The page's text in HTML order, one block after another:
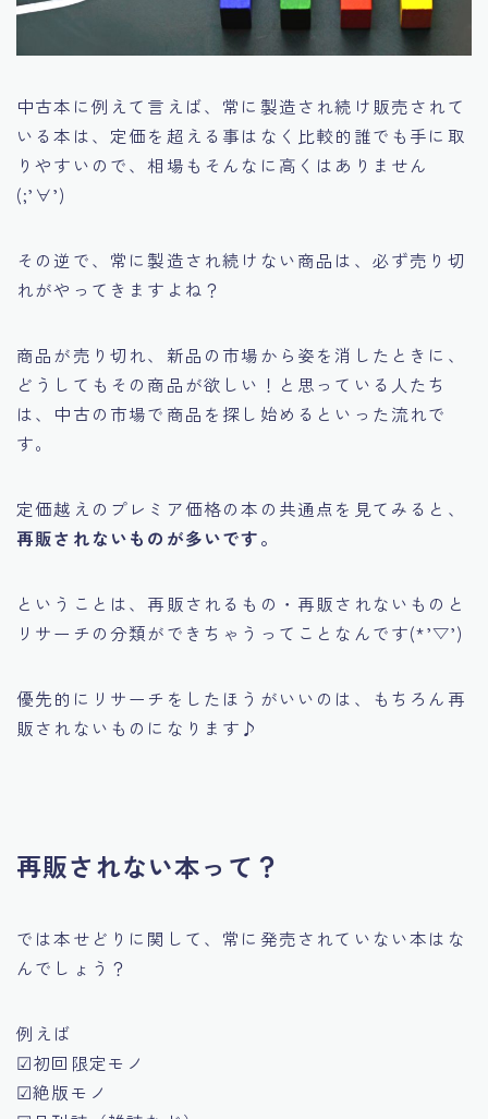
中古本に例えて言えば、常に製造され続け販売されて
いる本は、定価を超える事はなく比較的誰でも手に取
りやすいので、相場もそんなに高くはありません
(;’∀’)
その逆で、常に製造され続けない商品は、 必ず売り切
れがやってきますよね？
商品が売り切れ、新品の市場から姿を消したときに、
どうしてもその商品が欲しい！と思っている人たち
は、中古の市場で商品を探し始めるといった流れで
す。
定価越えのプレミア価格の本の共通点を見てみると、
再販されないものが多いです。
ということは、再販されるもの・再販されないものと
リサーチの分類ができちゃうってことなんです(*’▽’)
優先的にリサーチをしたほうがいいのは、もちろん再
販されないものになります♪
再販されない本って？
では本せどりに関して、常に発売されていない本はな
んでしょう？
例えば
☑初回限定モノ
☑絶版モノ